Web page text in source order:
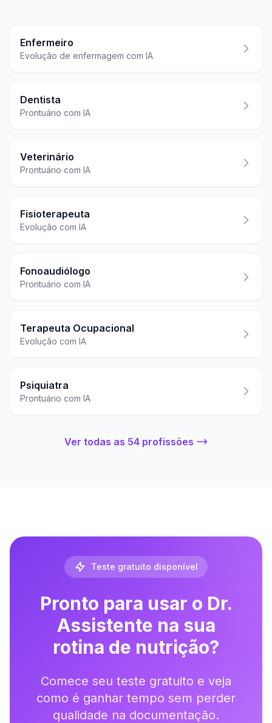
Enfermeiro
Evolução de enfermagem com IA
Dentista
Prontuário com IA
Veterinário
Prontuário com IA
Fisioterapeuta
Evolução com IA
Fonoaudiólogo
Prontuário com IA
Terapeuta Ocupacional
Evolução com IA
Psiquiatra
Prontuário com IA
Ver todas as 54 profissões
Teste gratuito disponível
Pronto para usar o Dr.
Assistente na sua
rotina de nutrição?
Comece seu teste gratuito e veja
como é ganhar tempo sem perder
qualidade na documentação.